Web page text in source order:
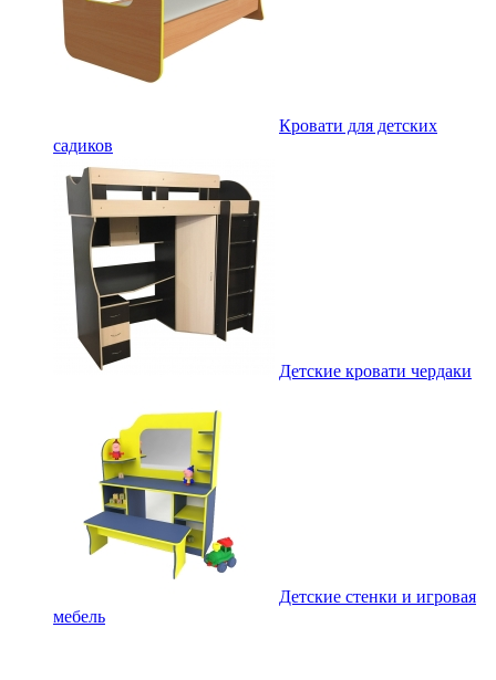
Кровати для детских
садиков
Детские кровати чердаки
Детские стенки и игровая
мебель